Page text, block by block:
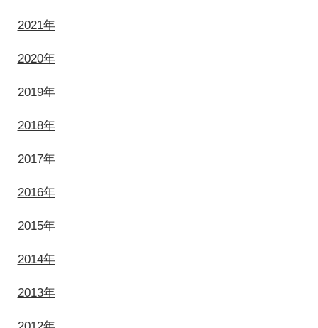
2021年
2020年
2019年
2018年
2017年
2016年
2015年
2014年
2013年